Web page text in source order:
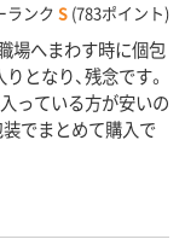
ランク S (783ポイント)
場へまわす時に個包
となり、残念です。
っている方が安いの
でまとめて購入で